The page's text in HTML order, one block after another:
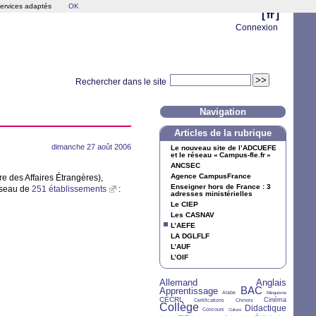
[ fr ]
Connexion
Rechercher dans le site
dimanche 27 août 2006
des Affaires Étrangères),
de 251 établissements
:
Navigation
Articles de la rubrique
Le nouveau site de l’ADCUEFE
et le réseau « Campus-fle.fr»
ANCSEC
Agence CampusFrance
Enseigner hors de France : 3
adresses ministérielles
Le CIEP
Les CASNAV
L’AEFE
LA DGLFLF
L’AUF
L’OIF
Allemand
26/36 Anglais
28/36
Apprentissage
27/36 Arabe
4/36 BAC
33/36 Bilinguisme
2/36
CECRL
15/36 Certifications
7/36 Chinois
6/36 Cinéma
12/36
Collège
36/36 Concours
5/36 Culture
2/36 Didactique
24/36
adaptés OK